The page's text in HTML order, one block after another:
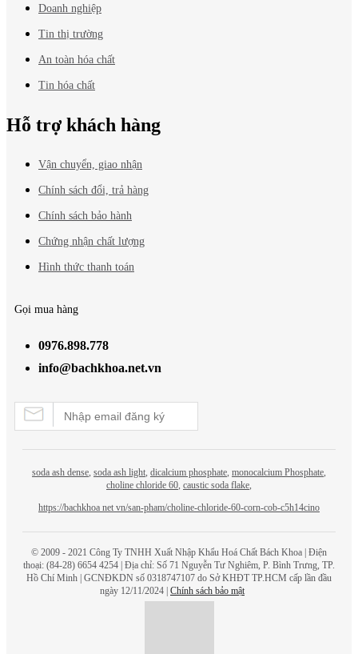
Doanh nghiệp
Tin thị trường
An toàn hóa chất
Tin hóa chất
Hỗ trợ khách hàng
Vận chuyển, giao nhận
Chính sách đổi, trả hàng
Chính sách bảo hành
Chứng nhận chất lượng
Hình thức thanh toán
Gọi mua hàng
0976.898.778
info@bachkhoa.net.vn
soda ash dense, soda ash light, dicalcium phosphate, monocalcium Phosphate,
choline chloride 60, caustic soda flake,
https://bachkhoa net vn/san-pham/choline-chloride-60-corn-cob-c5h14cino
© 2009 - 2021 Công Ty TNHH Xuất Nhập Khẩu Hoá Chất Bách Khoa | Điện
thoại: (84-28) 6654 4254 | Địa chỉ: Số 71 Nguyễn Tư Nghiêm, P. Bình Trưng, TP.
Hồ Chí Minh | GCNĐKDN số 0318747107 do Sở KHĐT TP.HCM cấp lần đầu
ngày 12/11/2024 | Chính sách bảo mật